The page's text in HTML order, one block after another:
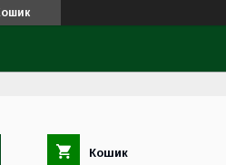
Кошик